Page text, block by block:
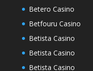
Betero Casino
Betfouru Casino
Betista Casino
Betista Casino
Betista Casino